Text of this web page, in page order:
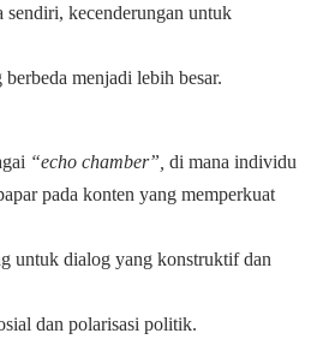
sendiri, kecenderungan untuk
menjadi lebih besar.
“echo chamber”, di mana individu
pada konten yang memperkuat
untuk dialog yang konstruktif dan
dan polarisasi politik.